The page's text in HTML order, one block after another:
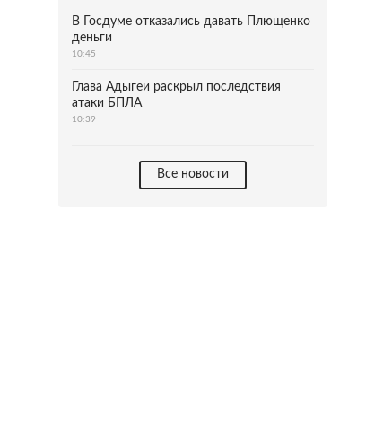
В Госдуме отказались давать Плющенко
деньги
10:45
Глава Адыгеи раскрыл последствия
атаки БПЛА
10:39
Все новости